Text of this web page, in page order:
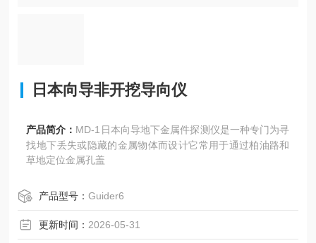
日本向导非开挖导向仪
产品简介： MD-1日本向导地下金属件探测仪是一种专门为寻
找地下丢失或隐藏的金属物体而设计它常用于通过柏油路和
草地定位金属孔盖
产品型号：Guider6
更新时间： 2026-05-31